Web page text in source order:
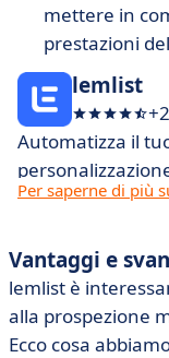
mettere in
prestazioni
lemlist
Automatizza il
Per saperne di più
Vantaggi e
lemlist è
alla prospezione
Ecco cosa